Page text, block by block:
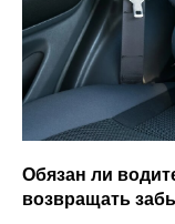
Обязан ли
возвращать